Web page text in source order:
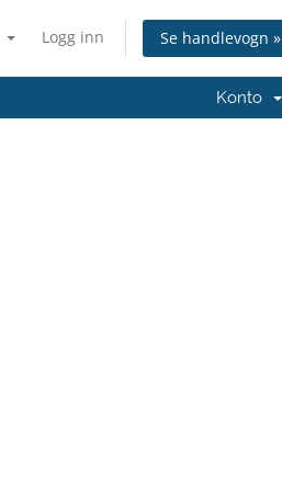
Logg inn Se handlevogn »
Konto